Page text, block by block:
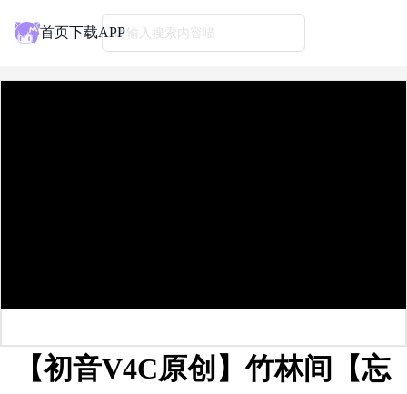
首页下载APP请输入搜索内容喵
【初音V4C原创】竹林间【忘